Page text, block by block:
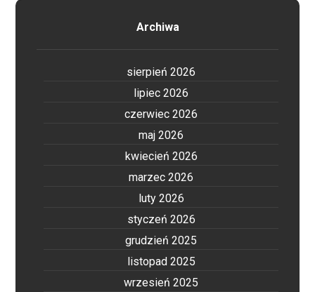
Archiwa
sierpień 2026
lipiec 2026
czerwiec 2026
maj 2026
kwiecień 2026
marzec 2026
luty 2026
styczeń 2026
grudzień 2025
listopad 2025
wrzesień 2025